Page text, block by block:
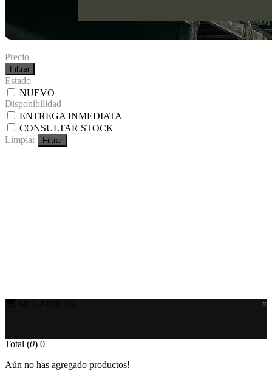
Precio
Filtrar
Estado
NUEVO
Disponibilidad
ENTREGA INMEDIATA
CONSULTAR STOCK
Limpiar
Filtrar
×
Total (0) 0
Aún no has agregado productos!